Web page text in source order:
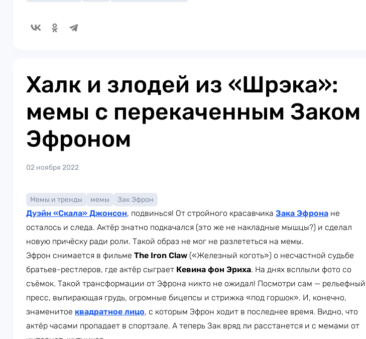
Халк и злодей из «Шрэка»:
мемы с перекаченным Заком
Эфроном
02 ноября 2022
Мемы и тренды мемы Зак Эфрон
Дуэйн «Скала» Джонсон, подвинься! От стройного красавчика Зака Эфрона не
осталось и следа. Актёр знатно подкачался (это же не накладные мышцы?) и сделал
новую причёску ради роли. Такой образ не мог не разлететься на мемы.
Эфрон снимается в фильме The Iron Claw («Железный коготь») о несчастной судьбе
братьев-рестлеров, где актёр сыграет Кевина фон Эриха. На днях всплыли фото со
съёмок. Такой трансформации от Эфрона никто не ожидал! Посмотри сам — рельефный
пресс, выпирающая грудь, огромные бицепсы и стрижка «под горшок». И, конечно,
знаменитое квадратное лицо, с которым Эфрон ходит в последнее время. Видно, что
актёр часами пропадает в спортзале. А теперь Зак вряд ли расстанется и с мемами от